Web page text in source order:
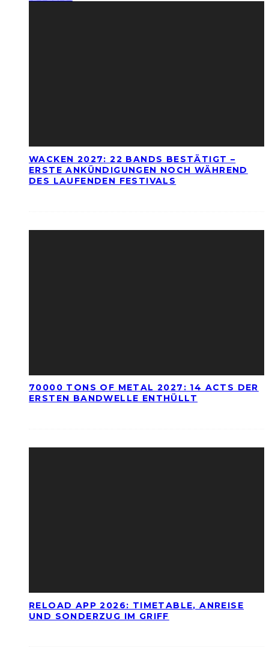
WACKEN 2027: 22 BANDS BESTÄTIGT –
ERSTE ANKÜNDIGUNGEN NOCH WÄHREND
DES LAUFENDEN FESTIVALS
70000 TONS OF METAL 2027: 14 ACTS DER
ERSTEN BANDWELLE ENTHÜLLT
RELOAD APP 2026: TIMETABLE, ANREISE
UND SONDERZUG IM GRIFF